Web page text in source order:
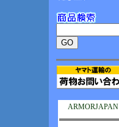
ARMORJAPAN